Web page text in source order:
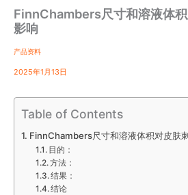
FinnChambers尺寸和溶液体
影响
产品资料
2025年1月13日
Table of Contents
FinnChambers尺寸和溶液体积对皮肤
目的：
方法：
结果：
结论